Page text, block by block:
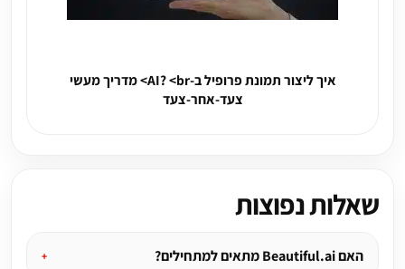
איך ליצור תמונת פרופיל ב-AI? <br> מדריך מעשי
צעד-אחר-צעד
שאלות נפוצות
האם Beautiful.ai מתאים למתחילים?